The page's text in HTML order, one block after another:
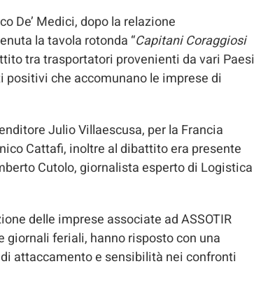
De’ Medici, dopo la relazione
la tavola rotonda “Capitani Coraggiosi
tra trasportatori provenienti da vari Paesi
che accomunano le imprese di
Julio Villaescusa, per la Francia
Cattafi, inoltre al dibattito era presente
Cutolo, giornalista esperto di Logistica
delle imprese associate ad ASSOTIR
feriali, hanno risposto con una
attaccamento e sensibilità nei confronti